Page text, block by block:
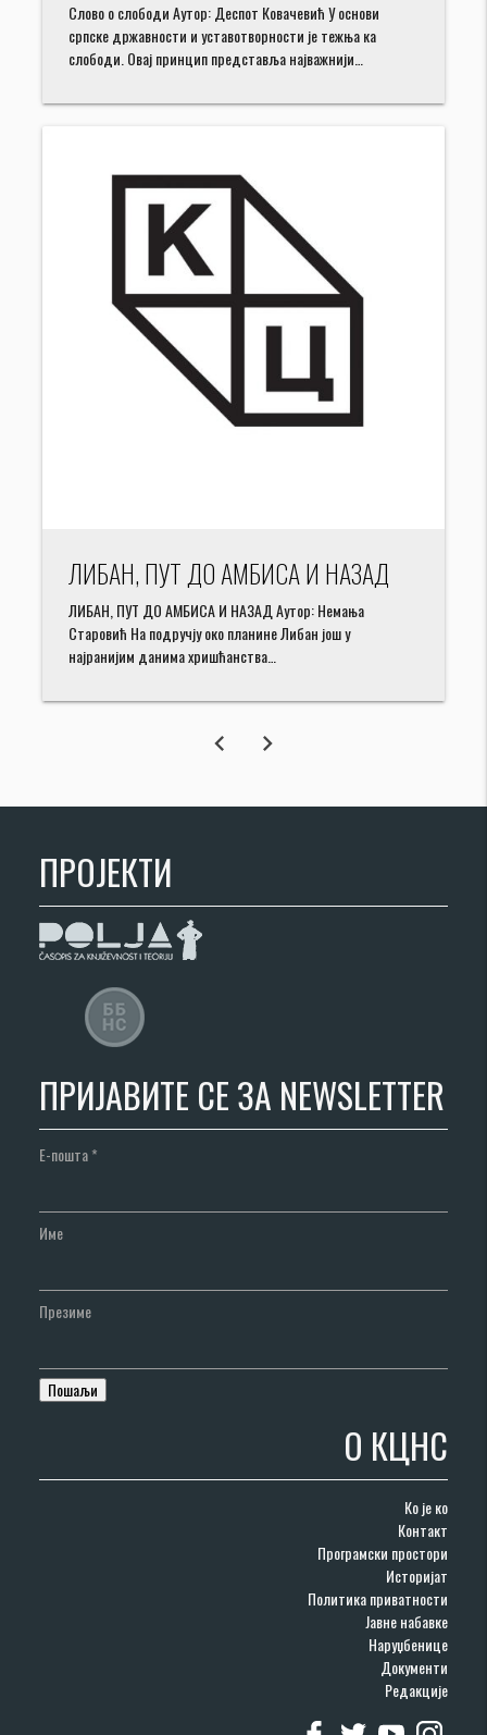
Слово о слободи Аутор: Деспот Ковачевић У основи
српске државности и уставотворности је тежња ка
слободи. Овај принцип представља најважнији…
ЛИБАН, ПУТ ДО АМБИСА И НАЗАД
ЛИБАН, ПУТ ДО АМБИСА И НАЗАД Аутор: Немања
Старовић На подручју око планине Либан још у
најранијим данима хришћанства…
chevron_left chevron_right
ПРОЈЕКТИ
ПРИЈАВИТЕ СЕ ЗА NEWSLETTER
Е-пошта*
Име
Презиме
О КЦНС
Ко је ко
Контакт
Програмски простори
Историјат
Политика приватности
Јавне набавке
Наруџбенице
Документи
Редакције